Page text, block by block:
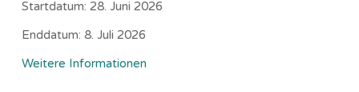
Startdatum: 28. Juni 2026
Enddatum: 8. Juli 2026
Weitere Informationen